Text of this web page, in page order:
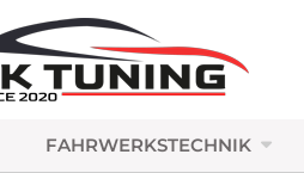
FAHRWERKSTECHNIK